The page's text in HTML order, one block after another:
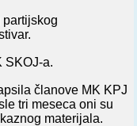
partijskog
SKOJ-a.
članove MK KPJ
tri meseca oni su
materijala.